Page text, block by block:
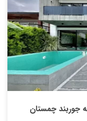
جوربند چمستان